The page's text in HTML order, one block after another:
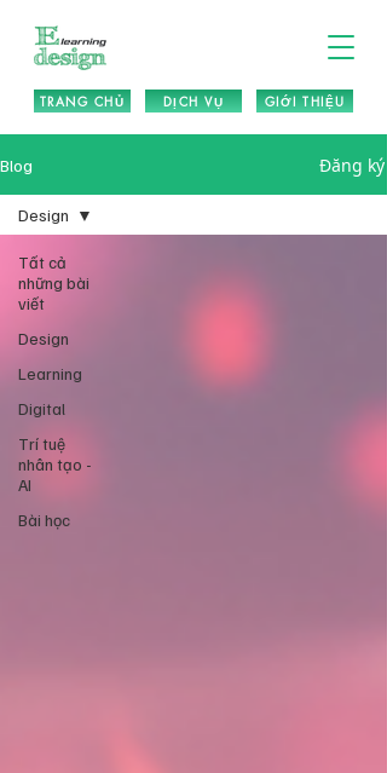
TRANG CHỦ DỊCH VỤ GIỚI THIỆU
Blog Đăng ký
Tất cả
những bài
viết
Design
Learning
Digital
Trí tuệ
nhân tạo -
AI
Bài học
Design